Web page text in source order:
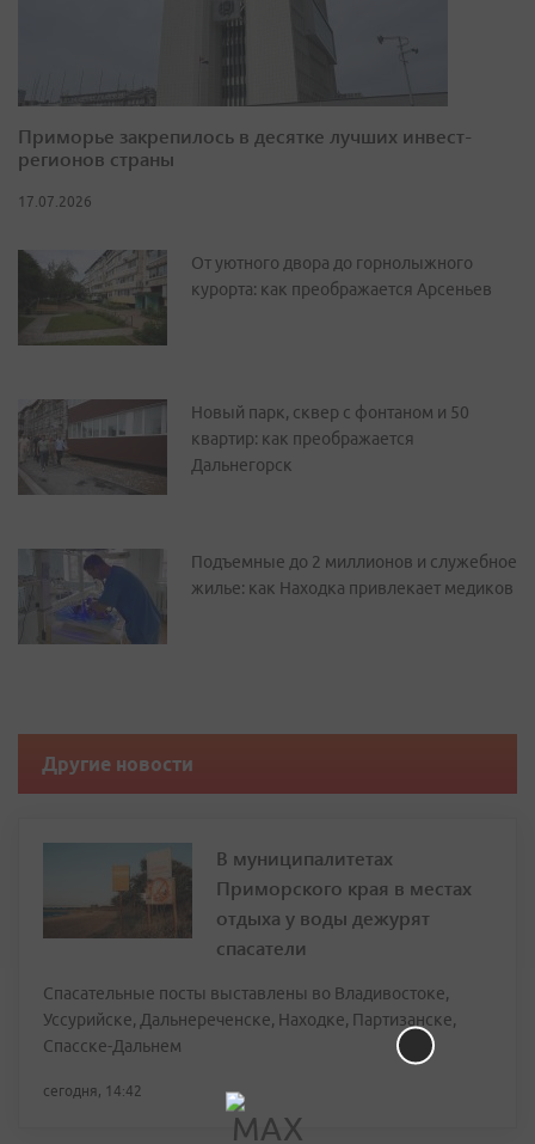
Приморье закрепилось в десятке лучших инвест-
регионов страны
17.07.2026
От уютного двора до горнолыжного
курорта: как преображается Арсеньев
Новый парк, сквер с фонтаном и 50
квартир: как преображается
Дальнегорск
Подъемные до 2 миллионов и служебное
жилье: как Находка привлекает медиков
Другие новости
В муниципалитетах
Приморского края в местах
отдыха у воды дежурят
спасатели
Спасательные посты выставлены во Владивостоке,
Уссурийске, Дальнереченске, Находке, Партизанске,
Спасске-Дальнем
сегодня, 14:42